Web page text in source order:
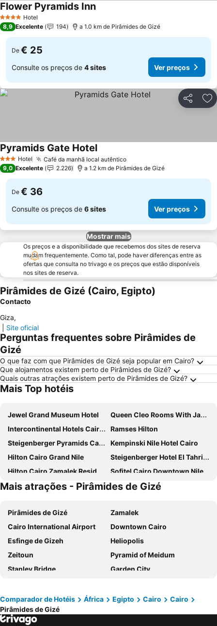
4 EstrelasHotel
Flower Pyramids InnVer preços
8,9 Excelente 194 a 1.0 km de Pirâmides de Gizé
De € 25
Consulte os preços de 4 sites Ver preços
Partilhar
3 EstrelasHotel Café da manhã local autênticoVer preços
Pyramids Gate HotelVer preços
9,0 Excelente 2.226 a 1.2 km de Pirâmides de Gizé
De € 36
Consulte os preços de 6 sites Ver preços
Mostrar mais
Os preços e a disponibilidade que recebemos dos sites de reserva
mudam frequentemente. Como tal, pode haver diferenças entre as
ofertas que consulta no trivago e os preços que estão disponíveis
nos sites de reserva.
Pirâmides de Gizé (Cairo, Egipto)
Contacto
Giza,
Site oficial
Perguntas frequentes sobre Pirâmides de
Gizé
O que faz com que Pirâmides de Gizé seja popular em Cairo?
Que alojamentos existem perto de Pirâmides de Gizé?
Quais outras atrações existem perto de Pirâmides de Gizé?
Mais Top hotéis
Jewel Grand Museum Hotel
Queen Cleo Rooms With Jaccuzi And Pyramids View
Intercontinental Hotels Cairo Semiramis By Ihg
Ramses Hilton
Steigenberger Pyramids Cairo
Kempinski Nile Hotel Cairo
Hilton Cairo Grand Nile
Steigenberger Hotel El Tahrir Cairo
Hilton Cairo Zamalek Residences
Sofitel Cairo Downtown Nile
Novotel Cairo El Borg
Sofitel Cairo Nile El Gezirah
Cairo Marriott Hotel & Omar Khayyam Casino
City Palace Hotel
Marriott Mena House, Cairo
Pyramids Park Resort Cairo
Sheraton Cairo Hotel & Casino
The President Hotel Cairo
Grand Pyramids Hotel
Pyramids Height Hotel & Pyramids Master Scene Rooftop
Barcelo Cairo Pyramids
Mar Charbel Hotel Cairo
Mövenpick Cairo Media City
Best View Pyramids Hotel
Pyramids Charm
Mais atrações - Pirâmides de Gizé
Pirâmides de Gizé
Zamalek
Cairo International Airport
Downtown Cairo
Esfinge de Gizeh
Heliopolis
Zeitoun
Pyramid of Meidum
Stanley Bridge
Garden City
Pyramids Sound and Light Show
Cairo Tower
Borg El Arab Airport
Comparador de Hotéis África Egipto Cairo
Cairo
Pirâmides de Gizé